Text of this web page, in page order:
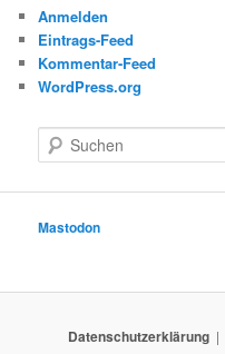
Anmelden
Eintrags-Feed
Kommentar-Feed
WordPress.org
u
e
Mastodon
Datenschutzerklärung